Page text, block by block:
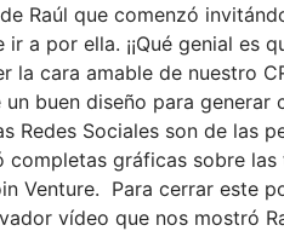
Raúl que comenzó
a por ella. ¡¡Qué genial es
la cara amable de nuestro
buen diseño para generar
Redes Sociales son de las
completas gráficas sobre las
Venture. Para cerrar este
vídeo que nos mostró